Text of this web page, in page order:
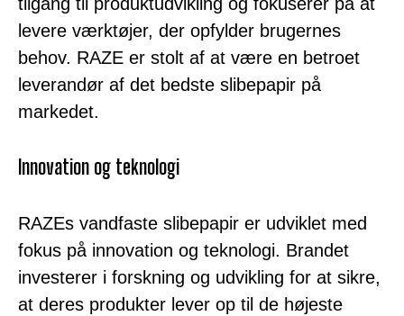
levere værktøjer, der opfylder brugernes
behov. RAZE er stolt af at være en betroet
leverandør af det bedste slibepapir på
markedet.
Innovation og teknologi
RAZEs vandfaste slibepapir er udviklet med
fokus på innovation og teknologi. Brandet
investerer i forskning og udvikling for at sikre,
at deres produkter lever op til de højeste